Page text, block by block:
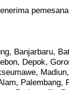
Banjarbaru,
Depok,
Palembang,